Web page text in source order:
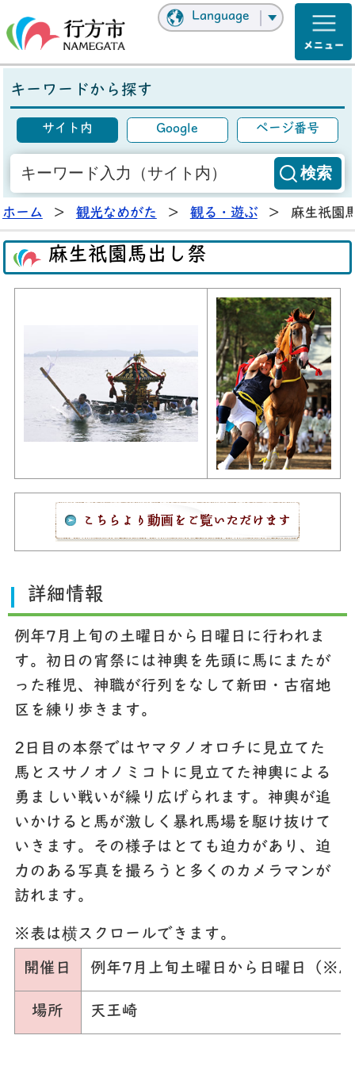
Language
キーワードから探す
サイト内 Google ページ番号
ホーム > 観光なめがた > 観る・遊ぶ > 麻生祇園
麻生祇園馬出し祭
詳細情報
例年7月上旬の土曜日から日曜日に行われま
す。初日の宵祭には神輿を先頭に馬にまたが
った稚児、神職が行列をなして新田・古宿地
区を練り歩きます。
2日目の本祭ではヤマタノオロチに見立てた
馬とスサノオノミコトに見立てた神輿による
勇ましい戦いが繰り広げられます。神輿が追
いかけると馬が激しく暴れ馬場を駆け抜けて
いきます。その様子はとても迫力があり、迫
力のある写真を撮ろうと多くのカメラマンが
訪れます。
※表は横スクロールできます。
開催日 例年7月上旬土曜日から日曜日（※
場所 天王崎